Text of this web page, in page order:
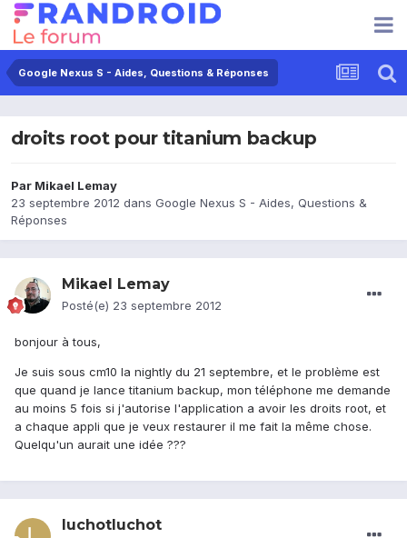
Google Nexus S - Aides, Questions & Réponses
droits root pour titanium backup
Par Mikael Lemay
23 septembre 2012 dans Google Nexus S - Aides, Questions &
Réponses
Mikael Lemay
Posté(e) 23 septembre 2012
bonjour à tous,
Je suis sous cm10 la nightly du 21 septembre, et le problème est
que quand je lance titanium backup, mon téléphone me demande
au moins 5 fois si j'autorise l'application a avoir les droits root, et
a chaque appli que je veux restaurer il me fait la même chose.
Quelqu'un aurait une idée ???
luchotluchot